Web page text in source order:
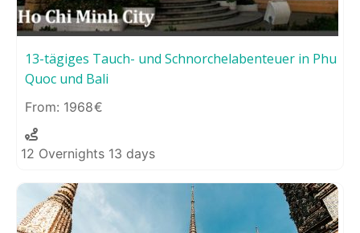
13-tägiges Tauch- und Schnorchelabenteuer in Phu
Quoc und Bali
1968
12 Overnights 13 days